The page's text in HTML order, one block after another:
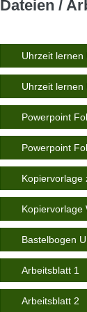
Dateien /
Uhrzeit lernen
Uhrzeit lernen
Powerpoint
Powerpoint
Kopiervorlage
Kopiervorlage
Bastelbogen
Arbeitsblatt 1
Arbeitsblatt 2